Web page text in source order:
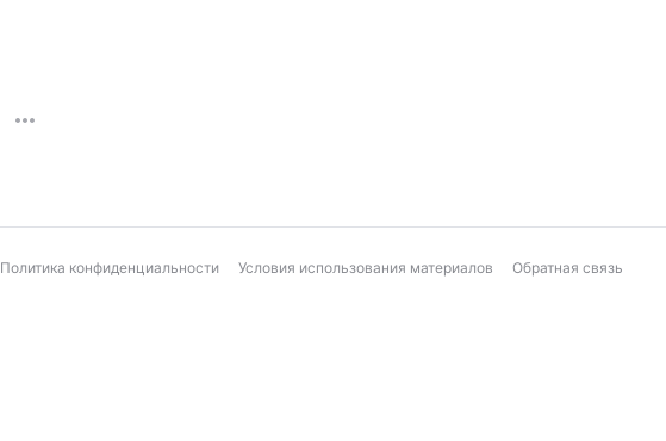
Политика конфиденциальности Условия использования материалов Обратная связь